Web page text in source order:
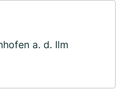
a. d. Ilm